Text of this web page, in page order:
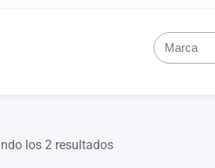
los 2 resultados